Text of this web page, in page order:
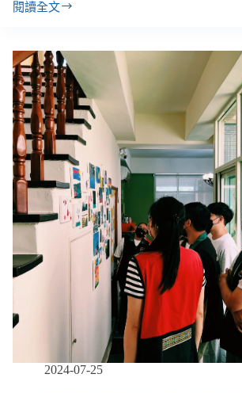
閱讀全文
【原
型
３】
Kui
Kasirisir
／
是
共
同
努
力
的
型？
還
得
2024-07-25